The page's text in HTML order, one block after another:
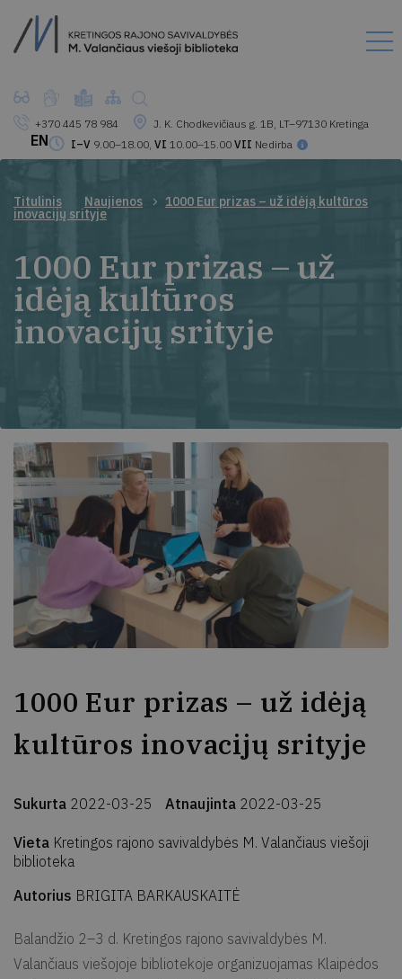
+370 445 78 984
J. K. Chodkevičiaus g. 1B, LT–97130 Kretinga
I–V 9.00–18.00, VI 10.00–15.00 VII Nedirba
EN
Titulinis Naujienos 1000 Eur prizas – už idėją kultūros
inovacijų srityje
1000 Eur prizas – už
idėją kultūros
inovacijų srityje
1000 Eur prizas – už idėją
kultūros inovacijų srityje
Sukurta 2022-03-25 Atnaujinta 2022-03-25
Vieta Kretingos rajono savivaldybės M. Valančiaus viešoji
biblioteka
Autorius BRIGITA BARKAUSKAITĖ
Balandžio 2–3 d. Kretingos rajono savivaldybės M.
Valančiaus viešojoje bibliotekoje organizuojamas Klaipėdos